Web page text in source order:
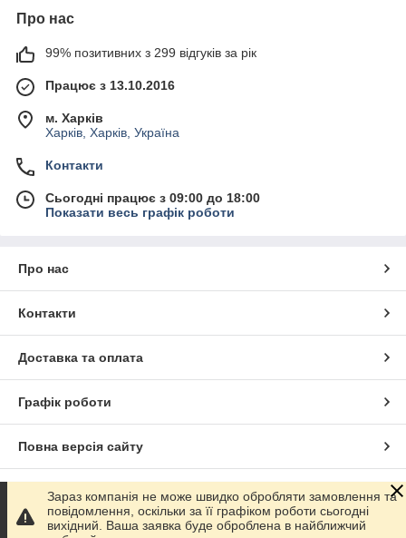
Про нас
99% позитивних з 299 відгуків за рік
Працює з 13.10.2016
м. Харків
Харків, Харків, Україна
Контакти
Сьогодні працює з 09:00 до 18:00
Показати весь графік роботи
Про нас
Контакти
Доставка та оплата
Графік роботи
Повна версія сайту
Сайт створено на маркетплейсі Prom.ua
Зараз компанія не може швидко обробляти замовлення та
повідомлення, оскільки за її графіком роботи сьогодні
вихідний. Ваша заявка буде оброблена в найближчий